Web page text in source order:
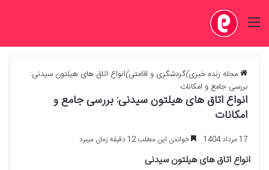
منو
مجله زنده خبری)گردشگری و اقامتی)انواع اتاق های هیلتون سیدنی:
بررسی جامع و امکانات
انواع اتاق های هیلتون سیدنی: بررسی جامع و
امکانات
17 مرداد 1404 خواندن این مطلب 12 دقیقه زمان میبرد
انواع اتاق های هیلتون سیدنی